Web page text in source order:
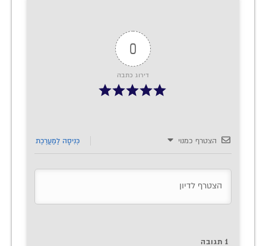
0
דירוג כתבה
הצטרף כמנוי כְּנִיסָה לַמַעֲרֶכֶת
1 תגובה